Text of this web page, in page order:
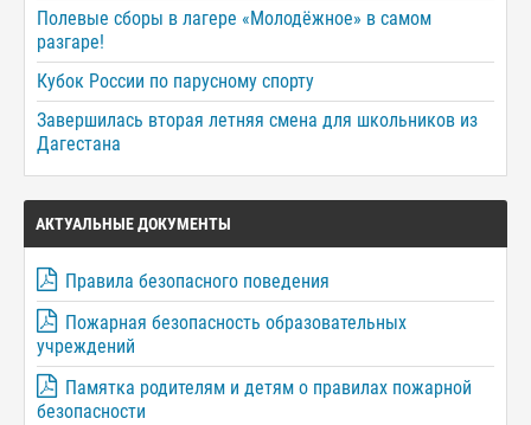
Полевые сборы в лагере «Молодёжное» в самом
разгаре!
Кубок России по парусному спорту
Завершилась вторая летняя смена для школьников из
Дагестана
АКТУАЛЬНЫЕ ДОКУМЕНТЫ
Правила безопасного поведения
Пожарная безопасность образовательных
учреждений
Памятка родителям и детям о правилах пожарной
безопасности